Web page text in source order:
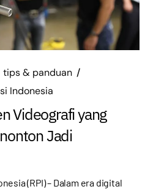
tips & panduan
Indonesia
Videografi yang
Jadi
(RPI) – Dalam era digital